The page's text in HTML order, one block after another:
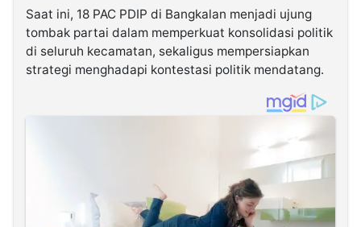
Saat ini, 18 PAC PDIP di Bangkalan menjadi ujung
tombak partai dalam memperkuat konsolidasi politik
di seluruh kecamatan, sekaligus mempersiapkan
strategi menghadapi kontestasi politik mendatang.